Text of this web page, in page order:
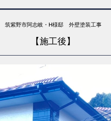
筑紫野市阿志岐・H様邸 外壁塗装工事
【施工後】